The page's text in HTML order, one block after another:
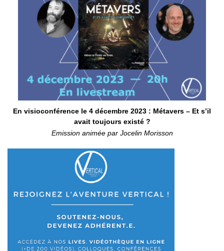
En visioconférence le 4 décembre 2023 : Métavers – Et s’il
avait toujours existé ?
Emission animée par Jocelin Morisson